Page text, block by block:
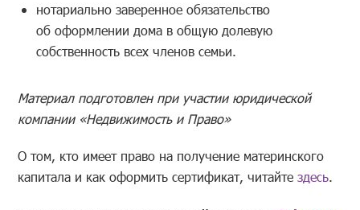
нотариально заверенное обязательство
об оформлении дома в общую долевую
собственность всех членов семьи.
Материал подготовлен при участии юридической
компании «Недвижимость и Право»
О том, кто имеет право на получение материнского
капитала и как оформить сертификат, читайтездесь.